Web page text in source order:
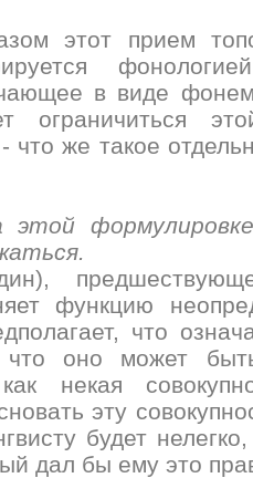
этот прием
в виде
ограничиться
что же такое
функцию
что
что оно может
как некая
эту
будет
дал бы ему это